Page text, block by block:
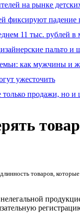
на рынке
фиксируют падение
11 тыс. рублей в
пальто
как мужчины и
ужесточить
только продажи, но
товаров,